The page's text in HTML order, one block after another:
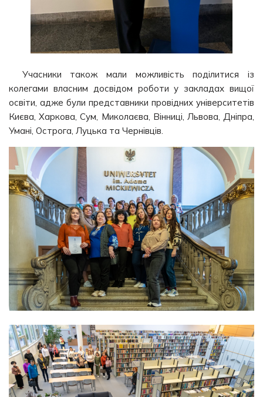
Учасники також мали можливість поділитися із
колегами власним досвідом роботи у закладах вищої
освіти, адже були представники провідних університетів
Києва, Харкова, Сум, Миколаєва, Вінниці, Львова, Дніпра,
Умані, Острога, Луцька та Чернівців.